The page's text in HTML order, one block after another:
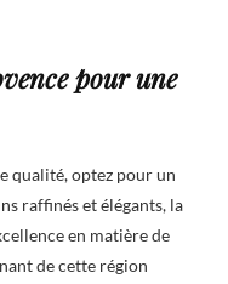
pour une
qualité, optez pour un
raffinés et élégants, la
en matière de
de cette région